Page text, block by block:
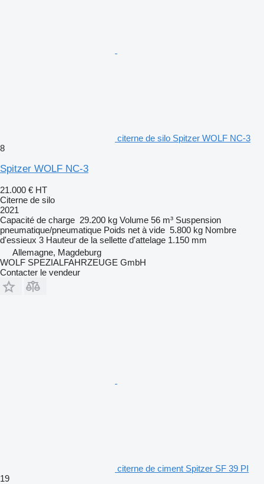
citerne de silo Spitzer WOLF NC-3
8
Spitzer WOLF NC-3
21.000 € HT
Citerne de silo
2021
Capacité de charge 29.200 kg Volume 56 m³ Suspension
pneumatique/pneumatique Poids net à vide 5.800 kg Nombre
d'essieux 3 Hauteur de la sellette d'attelage 1.150 mm
Allemagne, Magdeburg
WOLF SPEZIALFAHRZEUGE GmbH
Contacter le vendeur
citerne de ciment Spitzer SF 39 PI
19